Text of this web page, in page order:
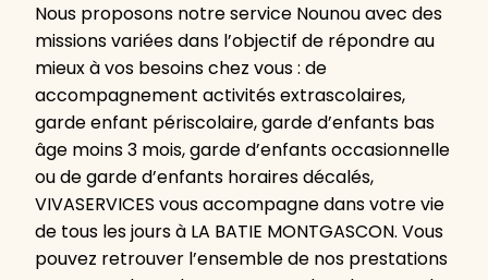
Nous proposons notre service Nounou avec des
missions variées dans l’objectif de répondre au
mieux à vos besoins chez vous : de
accompagnement activités extrascolaires,
garde enfant périscolaire, garde d’enfants bas
âge moins 3 mois, garde d’enfants occasionnelle
ou de garde d’enfants horaires décalés,
VIVASERVICES vous accompagne dans votre vie
de tous les jours à LA BATIE MONTGASCON. Vous
pouvez retrouver l’ensemble de nos prestations